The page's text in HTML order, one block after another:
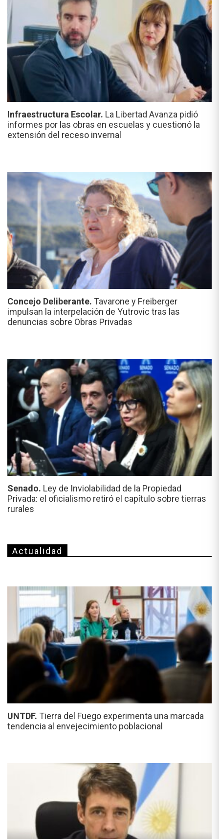
Infraestructura Escolar. La Libertad Avanza pidió
informes por las obras en escuelas y cuestionó la
extensión del receso invernal
Concejo Deliberante. Tavarone y Freiberger
impulsan la interpelación de Yutrovic tras las
denuncias sobre Obras Privadas
Senado. Ley de Inviolabilidad de la Propiedad
Privada: el oficialismo retiró el capítulo sobre tierras
rurales
Actualidad
UNTDF. Tierra del Fuego experimenta una marcada
tendencia al envejecimiento poblacional